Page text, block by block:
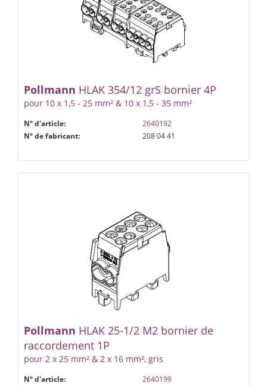
Pollmann HLAK 35­4/12 gr­S bornier 4P
pour 10 x 1,5 - 25 mm² & 10 x 1,5 - 35 mm²
N° d'article:
2640192
N° de fabricant:
208 04 41
Pollmann HLAK 25-1/2 M2 bornier de
raccordement 1P
pour 2 x 25 mm² & 2 x 16 mm², gris
N° d'article:
2640199